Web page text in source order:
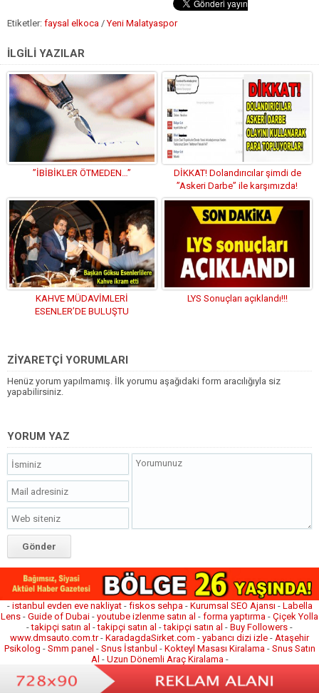
Etiketler: faysal elkoca /Yeni Malatyaspor
İLGİLİ YAZILAR
”İBİBİKLER ÖTMEDEN…”
DİKKAT! Dolandırıcılar şimdi de
”Askeri Darbe” ile karşımızda!
KAHVE MÜDAVİMLERİ
ESENLER’DE BULUŞTU
LYS Sonuçları açıklandı!!!
ZİYARETÇİ YORUMLARI
Henüz yorum yapılmamış. İlk yorumu aşağıdaki form aracılığıyla siz
yapabilirsiniz.
YORUM YAZ
- istanbul evden eve nakliyat- fiskos sehpa - Kurumsal SEO Ajansı - Labella
Lens - Guide of Dubai - youtube izlenme satın al - forma yaptırma - Çiçek Yolla
-takipçi satın al -takipçi satın al -takipçi satın al - Buy Followers -
www.dmsauto.com.tr- KaradagdaSirket.com - yabancı dizi izle - Ataşehir
Psikolog - Smm panel - Snus İstanbul - Kokteyl Masası Kiralama - Snus Satın
Al - Uzun Dönemli Araç Kiralama -